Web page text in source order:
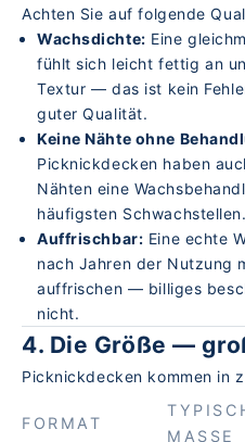
Achten Sie auf folgende
Wachsdichte: Eine
fühlt sich leicht fettig an
Textur — das ist kein
guter Qualität.
Keine Nähte ohne
Picknickdecken haben
Nähten eine
häufigsten Schwachstellen.
Auffrischbar: Eine echte
nach Jahren der Nutzung
auffrischen — billiges
nicht.
4. Die Größe —
Picknickdecken kommen in
FORMAT
MASSE